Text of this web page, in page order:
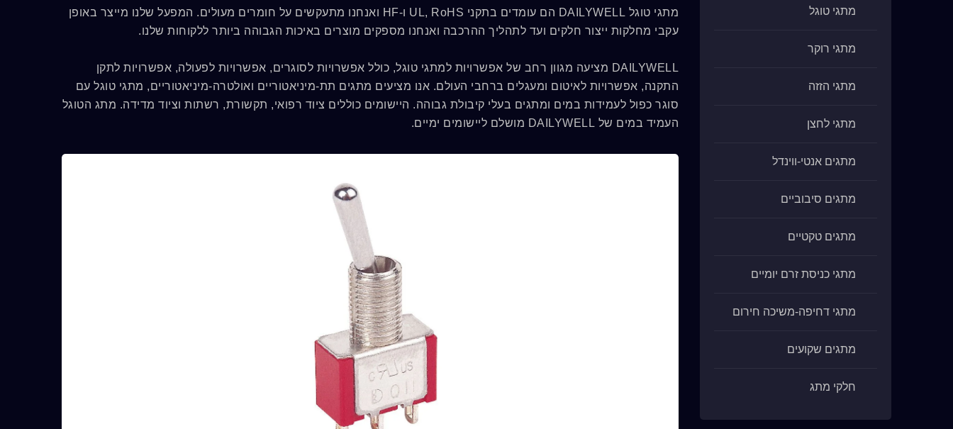
מתגי טוגל DAILYWELL הם עומדים בתקני UL, RoHS ו-HF ואנחנו מתעקשים על חומרים מעולים. המפעל שלנו מייצר באופן
עקבי מחלקות ייצור חלקים ועד לתהליך ההרכבה ואנחנו מספקים מוצרים באיכות הגבוהה ביותר ללקוחות שלנו.
DAILYWELL מציעה מגוון רחב של אפשרויות למתגי טוגל, כולל אפשרויות לסוגרים, אפשרויות לפעולה, אפשרויות לתקן
התקנה, אפשרויות לאיטום ומעגלים ברחבי העולם. אנו מציעים מתגים תת-מיניאטוריים ואולטרה-מיניאטוריים, מתגי טוגל עם
סוגר כפול לעמידות במים ומתגים בעלי קיבולת גבוהה. היישומים כוללים ציוד רפואי, תקשורת, רשתות וציוד מדידה. מתג הטוגל
העמיד במים של DAILYWELL מושלם ליישומים ימיים.
מתגי טוגל
מתגי רוקר
מתגי הזזה
מתגי לחצן
מתגים אנטי-ווינדל
מתגים סיבוביים
מתגים טקטיים
מתגי כניסת זרם יומיים
מתגי דחיפה-משיכה חירום
מתגים שקועים
חלקי מתג